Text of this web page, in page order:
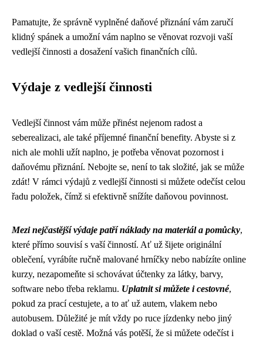
Pamatujte, že správně vyplněné daňové přiznání vám zaručí
klidný spánek a umožní vám naplno se věnovat rozvoji vaší
vedlejší činnosti a dosažení vašich finančních cílů.
Výdaje z vedlejší činnosti
Vedlejší činnost vám může přinést nejenom radost a
seberealizaci, ale také příjemné finanční benefity. Abyste si z
nich ale mohli užít naplno, je potřeba věnovat pozornost i
daňovému přiznání. Nebojte se, není to tak složité, jak se může
zdát! V rámci výdajů z vedlejší činnosti si můžete odečíst celou
řadu položek, čímž si efektivně snížíte daňovou povinnost.
Mezi nejčastější výdaje patří náklady na materiál a pomůcky,
které přímo souvisí s vaší činností. Ať už šijete originální
oblečení, vyrábíte ručně malované hrníčky nebo nabízíte online
kurzy, nezapomeňte si schovávat účtenky za látky, barvy,
software nebo třeba reklamu. Uplatnit si můžete i cestovné,
pokud za prací cestujete, a to ať už autem, vlakem nebo
autobusem. Důležité je mít vždy po ruce jízdenky nebo jiný
doklad o vaší cestě. Možná vás potěší, že si můžete odečíst i